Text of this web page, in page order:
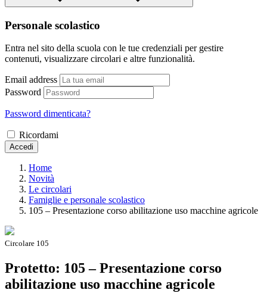
Personale scolastico
Entra nel sito della scuola con le tue credenziali per gestire
contenuti, visualizzare circolari e altre funzionalità.
Email address
Password
Password dimenticata?
Ricordami
Accedi
Home
Novità
Le circolari
Famiglie e personale scolastico
105 – Presentazione corso abilitazione uso macchine agricole
Circolare 105
Protetto: 105 – Presentazione corso
abilitazione uso macchine agricole